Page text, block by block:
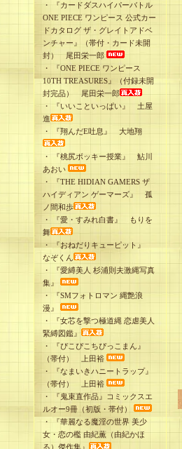
・
『カードダスハイパーバトル
ONE PIECE ワンピース 公式カー
ドカタログ ザ・グレイトアドベ
ンチャー』（帯付・カード未開
封） 尾田栄一郎
・
『ONE PIECE ワンピース
10TH TREASURES』（付録未開
封完品） 尾田栄一郎
・
『いいこといっぱい』 土屋
進
・
『翔んだE吐息』 大地翔
・
『桃尻ボッキー授業』 鮎川
あおい
・
『THE HIDIAN GAMERS ザ
ハイディアン ゲーマーズ』 孤
ノ間和歩
・
『愛・すみれ白書』 もりを
舞
・
『おねだりキューピット』
なぞくん
・
『愛縛美人 杉浦則夫激縄写真
集』
・
『SMフォトロマン 縄艶浪
漫』
・
『女芯を撃つ極道縄 恋虐美人
緊縛図鑑』
・
『ぴこぴこちぴっこまん』
（帯付） 上田裕
・
『なまいきハニートラップ』
（帯付） 上田裕
・
『鬼束直作品』コミックスエ
ルオー9冊（初版・帯付）
・
『華麗なる魔淫の世界 美少
女・恋の檻 由紀薫（由紀かほ
る）傑作集』